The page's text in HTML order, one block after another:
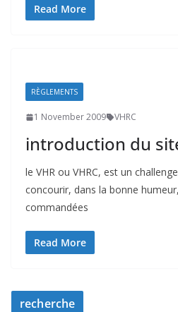
Read More
RÈGLEMENTS
1 November 2009 VHRC
introduction du
le VHR ou VHRC, est un
concourir, dans la bonne
commandées
Read More
recherche